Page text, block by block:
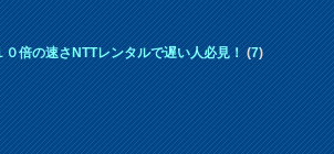
倍の速さNTTレンタルで遅い人必見！(7)